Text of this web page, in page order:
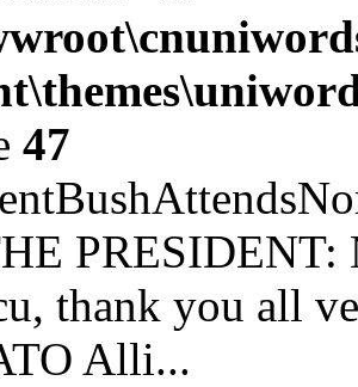
47
thank you all
Alli...